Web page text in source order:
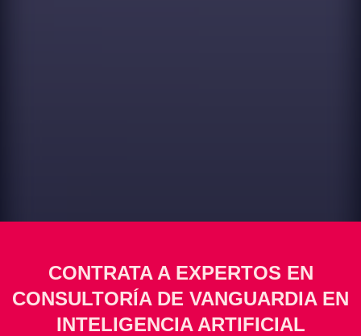
CONTRATA A EXPERTOS EN
CONSULTORÍA DE VANGUARDIA EN
INTELIGENCIA ARTIFICIAL